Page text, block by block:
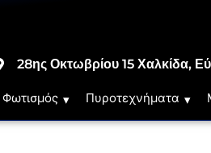
28ης Οκτωβρίου 15 Χαλκίδα,
Φωτισμός Πυροτεχνήματα